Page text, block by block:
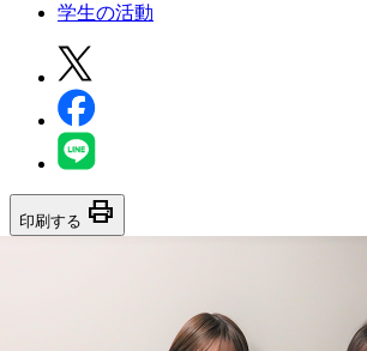
学生の活動
印刷する print